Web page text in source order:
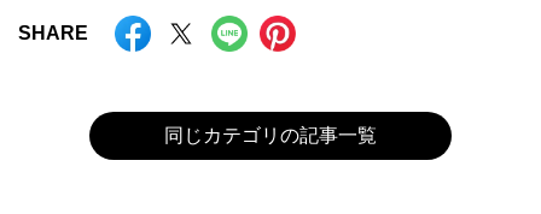
SHARE
同じカテゴリの記事一覧